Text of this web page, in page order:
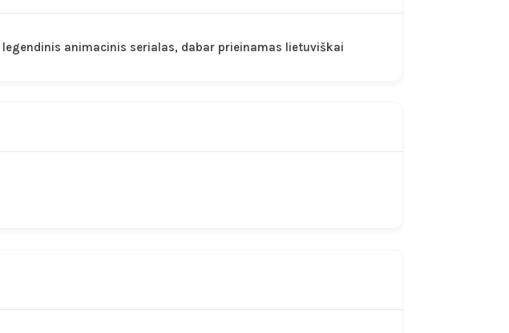
animacinis serialas, dabar prieinamas lietuviškai